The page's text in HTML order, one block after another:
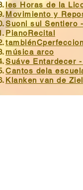
les Horas de la
Movimiento y
Suoni sul Sentiero
PianoRecital
tambiénC
música arco
Suáve Entardecer
Cantos dela
Klanken van de